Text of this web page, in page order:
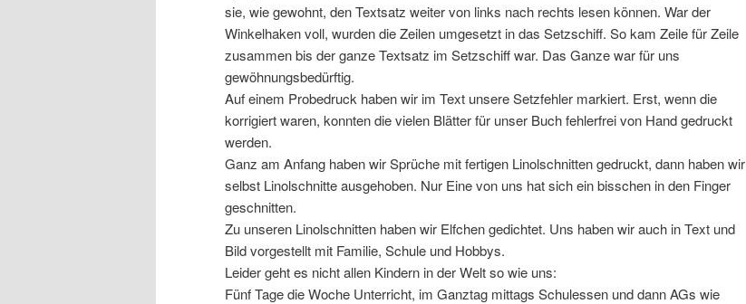
sie, wie gewohnt, den Textsatz weiter von links nach rechts lesen können. War der
Winkelhaken voll, wurden die Zeilen umgesetzt in das Setzschiff. So kam Zeile für Zeile
zusammen bis der ganze Textsatz im Setzschiff war. Das Ganze war für uns
gewöhnungsbedürftig.
Auf einem Probedruck haben wir im Text unsere Setzfehler markiert. Erst, wenn die
korrigiert waren, konnten die vielen Blätter für unser Buch fehlerfrei von Hand gedruckt
werden.
Ganz am Anfang haben wir Sprüche mit fertigen Linolschnitten gedruckt, dann haben wir
selbst Linolschnitte ausgehoben. Nur Eine von uns hat sich ein bisschen in den Finger
geschnitten.
Zu unseren Linolschnitten haben wir Elfchen gedichtet. Uns haben wir auch in Text und
Bild vorgestellt mit Familie, Schule und Hobbys.
Leider geht es nicht allen Kindern in der Welt so wie uns:
Fünf Tage die Woche Unterricht, im Ganztag mittags Schulessen und dann AGs wie